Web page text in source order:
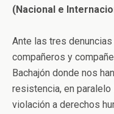
(Nacional e
Ante las tres
compañeros y
Bachajón donde nos
resistencia, en
violación a derechos